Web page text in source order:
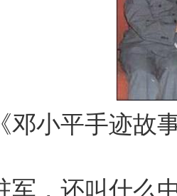
邓小平手迹故
军，还叫什么